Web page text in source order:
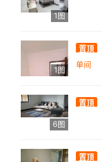
1图
1图
置顶
单间
6图
置顶
置顶